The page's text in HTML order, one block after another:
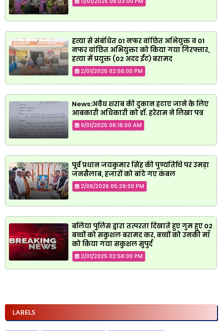
हत्या से संबंधित 01 नफर वांछित अभियुक्त व 01
नफर वांछित अभियुक्ता को किया गया गिरफ्तार,
हत्या में प्रयुक्त (02 अदद ईंट) बरामद
2/01/2025 02:56:00 PM
News:अवैध शराब की दुकान हटाए जाने के लिए
आबकारी अधिकारी को डॉ. हरेराम ने लिखा पत्र
9/01/2025 06:16:00 AM
पूर्व प्रधान जयकुमार सिंह की पुण्यतिथि पर उमड़ा
जनसैलाब, हजारों को बांटे गए कंबल
2/06/2026 05:29:00 PM
बलिया पुलिस द्वारा तत्परता दिखाते हुए गुम हुए 02
बच्चों को सकुशल बरामद कर, बच्चों को उनकी माँ
को किया गया सकुशल सुपुर्द
2/01/2025 02:58:00 PM
LABELS